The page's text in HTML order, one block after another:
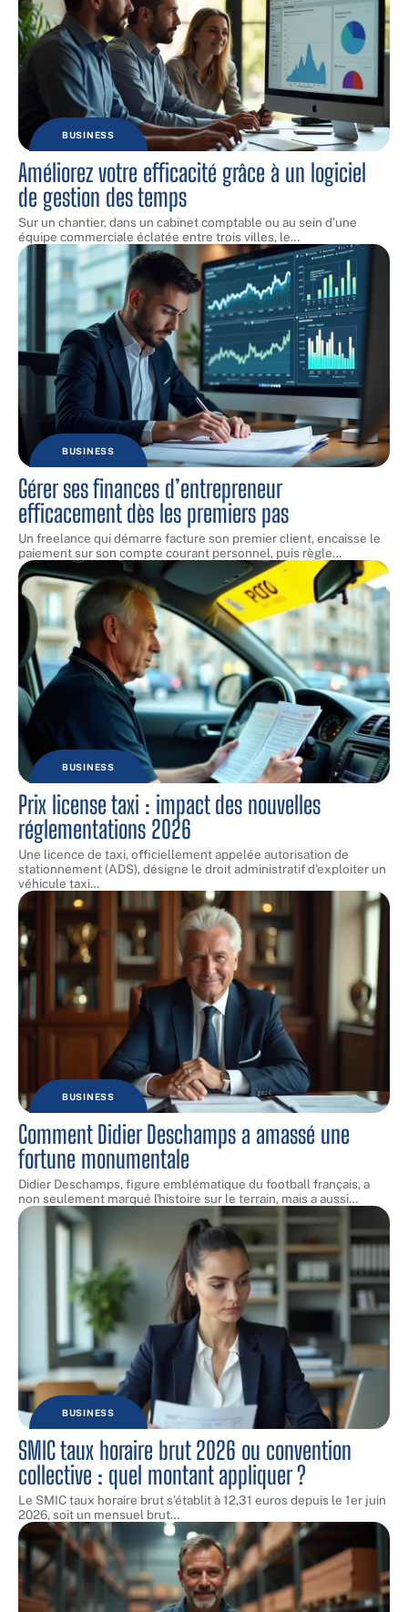
BUSINESS
Améliorez votre efficacité grâce à un logiciel
de gestion des temps
Sur un chantier, dans un cabinet comptable ou au sein d'une
équipe commerciale éclatée entre trois villes, le…
BUSINESS
Gérer ses finances d’entrepreneur
efficacement dès les premiers pas
Un freelance qui démarre facture son premier client, encaisse le
paiement sur son compte courant personnel, puis règle…
BUSINESS
Prix license taxi : impact des nouvelles
réglementations 2026
Une licence de taxi, officiellement appelée autorisation de
stationnement (ADS), désigne le droit administratif d'exploiter un
véhicule taxi…
BUSINESS
Comment Didier Deschamps a amassé une
fortune monumentale
Didier Deschamps, figure emblématique du football français, a
non seulement marqué l'histoire sur le terrain, mais a aussi…
BUSINESS
SMIC taux horaire brut 2026 ou convention
collective : quel montant appliquer ?
Le SMIC taux horaire brut s'établit à 12,31 euros depuis le 1er juin
2026, soit un mensuel brut…